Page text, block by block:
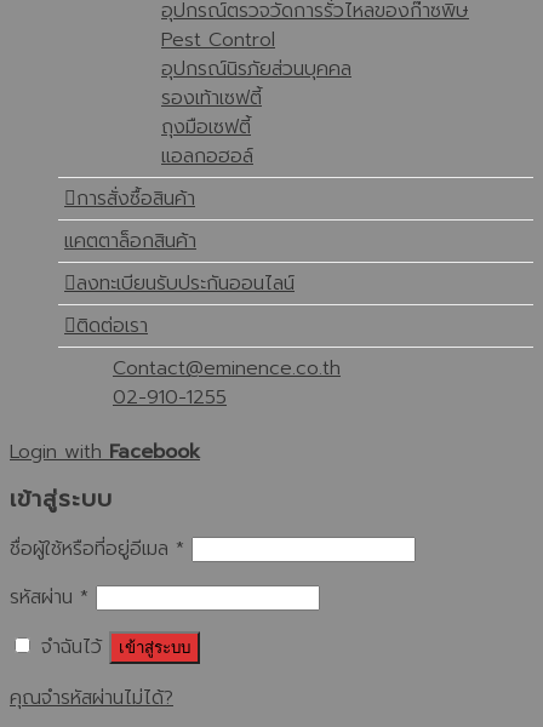
อุปกรณ์ตรวจวัดการรั่วไหลของก๊าซพิษ
Pest Control
อุปกรณ์นิรภัยส่วนบุคคล
รองเท้าเซฟตี้
ถุงมือเซฟตี้
แอลกอฮอล์
การสั่งซื้อสินค้า
แคตตาล็อกสินค้า
ลงทะเบียนรับประกันออนไลน์
ติดต่อเรา
Contact@eminence.co.th
02-910-1255
Login with Facebook
เข้าสู่ระบบ
ชื่อผู้ใช้หรือที่อยู่อีเมล *
รหัสผ่าน *
จำฉันไว้
เข้าสู่ระบบ
คุณจำรหัสผ่านไม่ได้?